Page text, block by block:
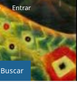
Buscar
Entrar